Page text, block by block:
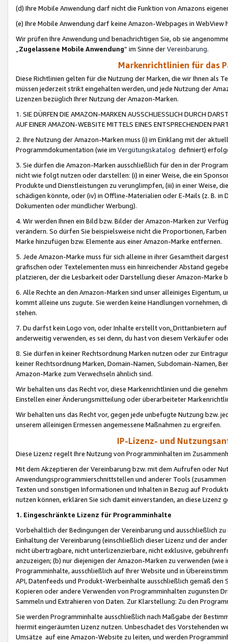
(d) Ihre Mobile Anwendung darf nicht die Funktion von Amazons
(e) Ihre Mobile Anwendung darf keine Amazon-Webpages in WebView
Wir prüfen Ihre Anwendung und benachrichtigen Sie, ob sie
„Zugelassene Mobile Anwendung“ im Sinne derVereinbarung.
Markenrichtlinien für das
Diese Richtlinien gelten für die Nutzung der Marken, die wir Ihnen als
müssen jederzeit strikt eingehalten werden, und jede Nutzung der
Lizenzen bezüglich Ihrer Nutzung der Amazon-Marken.
1. SIE DÜRFEN DIE AMAZON-MARKEN AUSSCHLIESSLICH DURCH
AUF EINER AMAZON-WEBSITE MITTELS EINES ENTSPRECHENDEN
2. Ihre Nutzung der Amazon-Marken muss (i) im Einklang mit der
Programmdokumentation (wie im Vergütungskatalog definiert)
3. Sie dürfen die Amazon-Marken ausschließlich für den in der
nicht wie folgt nutzen oder darstellen: (i) in einer Weise, die ein
Produkte und Dienstleistungen zu verunglimpfen, (iii) in einer Weise,
schädigen könnte, oder (iv) in Offline-Materialien oder E-Mails (z. B. in
Dokumenten oder mündlicher Werbung).
4. Wir werden Ihnen ein Bild bzw. Bilder der Amazon-Marken zur
verändern. So dürfen Sie beispielsweise nicht die Proportionen,
Marke hinzufügen bzw. Elemente aus einer Amazon-Marke entfernen.
5. Jede Amazon-Marke muss für sich alleine in ihrer Gesamtheit
grafischen oder Textelementen muss ein hinreichender Abstand
platzieren, der die Lesbarkeit oder Darstellung dieser Amazon-Marke
6. Alle Rechte an den Amazon-Marken sind unser alleiniges
kommt alleine uns zugute. Sie werden keine Handlungen vornehmen,
stehen.
7. Du darfst kein Logo von, oder Inhalte erstellt von,Drittanbietern auf
anderweitig verwenden, es sei denn, du hast von diesem Verkäufer
8. Sie dürfen in keiner Rechtsordnung Marken nutzen oder zur
keiner Rechtsordnung Marken, Domain-Namen, Subdomain-Namen,
Amazon-Marke zum Verwechseln ähnlich sind.
Wir behalten uns das Recht vor, diese Markenrichtlinien und die
Einstellen einer Änderungsmitteilung oder überarbeiteter
Wir behalten uns das Recht vor, gegen jede unbefugte Nutzung bzw.
unserem alleinigen Ermessen angemessene Maßnahmen zu ergreifen.
IP-Lizenz- und
Diese Lizenz regelt Ihre Nutzung von Programminhalten im
Mit dem Akzeptieren der Vereinbarung bzw. mit dem Aufrufen oder
Anwendungsprogrammierschnittstellen und anderer Tools (zusammen
Texten und sonstigen Informationen und Inhalten in Bezug auf
nutzen können, erklären Sie sich damit einverstanden, an diese Lizenz
1. Eingeschränkte Lizenz für Programminhalte
Vorbehaltlich der Bedingungen der Vereinbarung und ausschließlich
Einhaltung der Vereinbarung (einschließlich dieser Lizenz und der
nicht übertragbare, nicht unterlizenzierbare, nicht exklusive,
anzuzeigen; (b) nur diejenigen der Amazon-Marken zu verwenden
Programminhalte, ausschließlich auf Ihrer Website und in
API, Datenfeeds und Produkt-Werbeinhalte ausschließlich gemäß
Kopieren oder andere Verwenden von Programminhalten zugunsten
Sammeln und Extrahieren von Daten. Zur Klarstellung: Zu den
Sie werden Programminhalte ausschließlich nach Maßgabe der
hiermit eingeräumten Lizenz nutzen. Unbeschadet des Vorstehenden
Umsätze auf eine Amazon-Website zu leiten, und werden